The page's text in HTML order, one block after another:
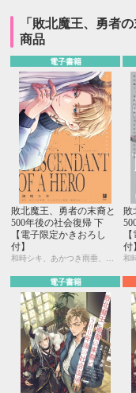
「敗北魔王、勇者
商品
電子書籍
敗北魔王、勇者の末裔と
500年後の社会復帰 下
【電子限定かきおろし
付】
和時シキ、あかつき雨垂、相葉キョウコ
敗
付】
電子書籍